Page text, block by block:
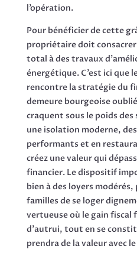
l’opération.
Pour bénéficier de cette
propriétaire doit
total à des travaux
énergétique. C’est ici que
rencontre la stratégie du
demeure bourgeoise
craquent sous le poids
une isolation moderne,
performants et en
créez une valeur qui
financier. Le dispositif
bien à des loyers
familles de se loger
vertueuse où le gain fiscal
d’autrui, tout en se
prendra de la valeur avec